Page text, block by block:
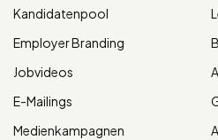
Kandidatenpool
Employer Branding
Jobvideos
E-Mailings
Medienkampagnen